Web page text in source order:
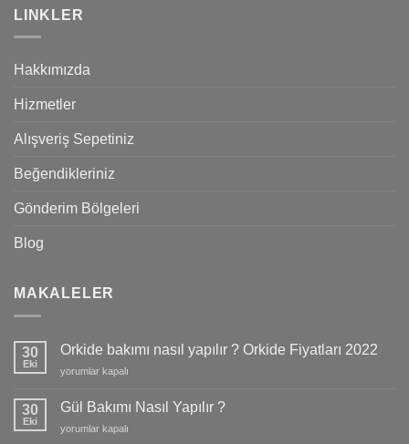
LINKLER
Hakkımızda
Hizmetler
Alışveriş Sepetiniz
Beğendikleriniz
Gönderim Bölgeleri
Blog
MAKALELER
30
Eki
Orkide bakımı nasıl yapılır ? Orkide Fiyatları 2022
Orkide
nasıl
?
yorumlar kapalı
30
Eki
Gül Bakımı Nasıl Yapılır ?
Gül
yorumlar kapalı